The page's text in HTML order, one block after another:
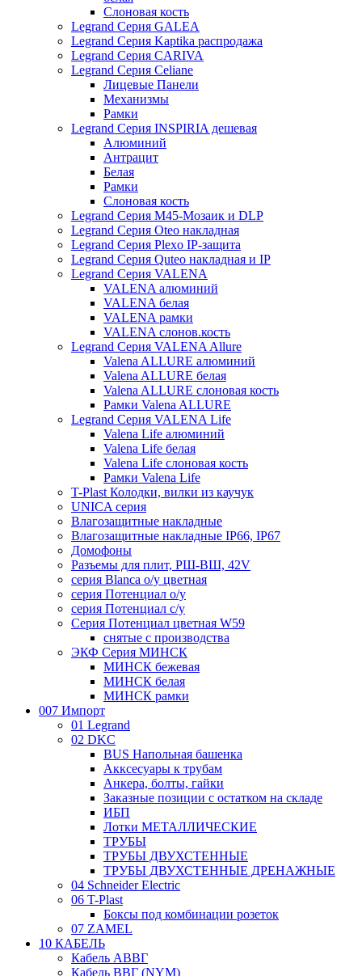
Слоновая кость
Legrand Серия GALEA
Legrand Серия Kaptika распродажа
Legrand Серия CARIVA
Legrand Серия Celiane
Лицевые Панели
Механизмы
Рамки
Legrand Серия INSPIRIA дешевая
Алюминий
Антрацит
Белая
Рамки
Слоновая кость
Legrand Серия M45-Мозаик и DLP
Legrand Серия Oteo накладная
Legrand Серия Plexo IP-защита
Legrand Серия Quteo накладная и IP
Legrand Серия VALENA
VALENA алюминий
VALENA белая
VALENA рамки
VALENA слонов.кость
Legrand Серия VALENA Allure
Valena ALLURE алюминий
Valena ALLURE белая
Valena ALLURE слоновая кость
Рамки Valena ALLURE
Legrand Серия VALENA Life
Valena Life алюминий
Valena Life белая
Valena Life слоновая кость
Рамки Valena Life
T-Plast Колодки, вилки из каучук
UNICA серия
Влагозащитные накладные
Влагозащитные накладные IP66, IP67
Домофоны
Разъемы для плит, РШ-ВШ, 42V
серия Blanca о/у цветная
серия Потенциал о/у
серия Потенциал с/у
Серия Потенциал цветная W59
снятые с производства
ЭКФ Серия МИНСК
МИНСК бежевая
МИНСК белая
МИНСК рамки
007 Импорт
01 Legrand
02 DKC
BUS Напольная башенка
Акксесуары к трубам
Анкера, болты, гайки
Заказные позиции с остатком на складе
ИБП
Лотки МЕТАЛЛИЧЕСКИЕ
ТРУБЫ
ТРУБЫ ДВУХСТЕННЫЕ
ТРУБЫ ДВУХСТЕННЫЕ ДРЕНАЖНЫЕ
04 Schneider Electric
06 T-Plast
Боксы под комбинации розеток
07 ZAMEL
10 КАБЕЛЬ
Кабель АВВГ
Кабель ВВГ (NYM)